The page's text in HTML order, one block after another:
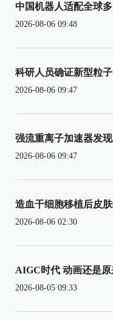
中国机器人适配全球
2026-08-06 09:48
科研人员确证新型粒
2026-08-06 09:47
强流重离子加速器发
2026-08-06 09:47
造血干细胞移植后皮
2026-08-06 02:30
AIGC时代 动画还是
2026-08-05 09:33